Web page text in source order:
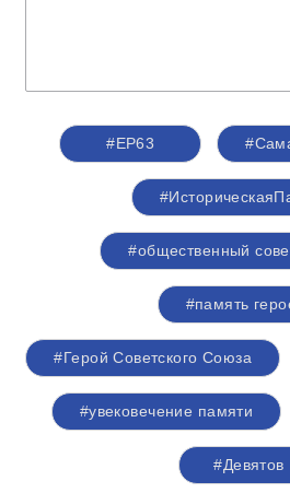
#ЕР63
#общественный
#память
#Герой Советского Союза
#увековечение памяти
#Девятов